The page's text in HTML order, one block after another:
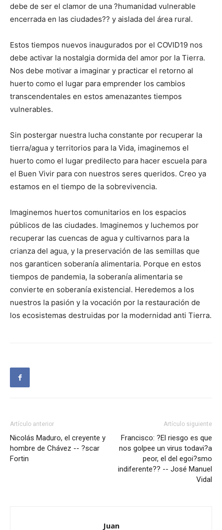
debe de ser el clamor de una ?humanidad vulnerable
encerrada en las ciudades?? y aislada del área rural.
Estos tiempos nuevos inaugurados por el COVID19 nos
debe activar la nostalgia dormida del amor por la Tierra.
Nos debe motivar a imaginar y practicar el retorno al
huerto como el lugar para emprender los cambios
transcendentales en estos amenazantes tiempos
vulnerables.
Sin postergar nuestra lucha constante por recuperar la
tierra/agua y territorios para la Vida, imaginemos el
huerto como el lugar predilecto para hacer escuela para
el Buen Vivir para con nuestros seres queridos. Creo ya
estamos en el tiempo de la sobrevivencia.
Imaginemos huertos comunitarios en los espacios
públicos de las ciudades. Imaginemos y luchemos por
recuperar las cuencas de agua y cultivarnos para la
crianza del agua, y la preservación de las semillas que
nos garanticen soberanía alimentaria. Porque en estos
tiempos de pandemia, la soberanía alimentaria se
convierte en soberanía existencial. Heredemos a los
nuestros la pasión y la vocación por la restauración de
los ecosistemas destruidas por la modernidad anti Tierra.
Artículo anterior
Nicolás Maduro, el creyente y
hombre de Chávez -- ?scar
Fortin
Artículo siguiente
Francisco: ?El riesgo es que
nos golpee un virus todavi?a
peor, el del egoi?smo
indiferente?? -- José Manuel
Vidal
Juan